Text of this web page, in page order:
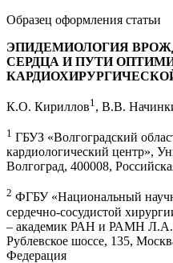
Образец оформления статьи
ЭПИДЕМИОЛОГИЯ
СЕРДЦА И ПУТИ
К.О. Кириллов1 , В.В.
1 ГБУЗ «Волгоградский
кардиологический центр»,
Волгоград, 400008,
2 ФГБУ «Национальный
сердечно-сосудистой
– академик РАН и РАМН Л.А.
Рублевское шоссе, 135,
Федерация